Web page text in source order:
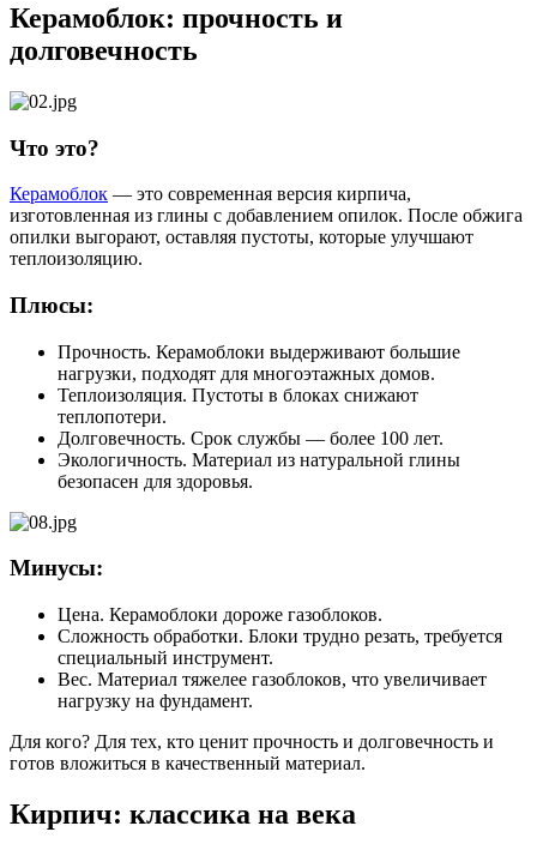
Керамоблок: прочность и
долговечность
Что это?
Керамоблок — это современная версия кирпича,
изготовленная из глины с добавлением опилок. После обжига
опилки выгорают, оставляя пустоты, которые улучшают
теплоизоляцию.
Плюсы:
Прочность. Керамоблоки выдерживают большие
нагрузки, подходят для многоэтажных домов.
Теплоизоляция. Пустоты в блоках снижают
теплопотери.
Долговечность. Срок службы — более 100 лет.
Экологичность. Материал из натуральной глины
безопасен для здоровья.
Минусы:
Цена. Керамоблоки дороже газоблоков.
Сложность обработки. Блоки трудно резать, требуется
специальный инструмент.
Вес. Материал тяжелее газоблоков, что увеличивает
нагрузку на фундамент.
Для кого? Для тех, кто ценит прочность и долговечность и
готов вложиться в качественный материал.
Кирпич: классика на века